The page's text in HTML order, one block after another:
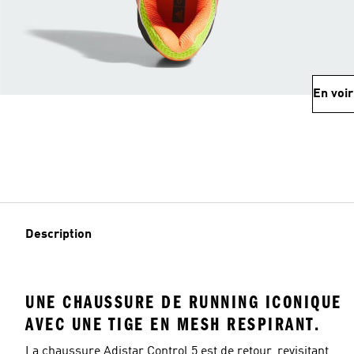
En
Description
UNE CHAUSSURE DE RUNNING ICONIQUE
AVEC UNE TIGE EN MESH RESPIRANT.